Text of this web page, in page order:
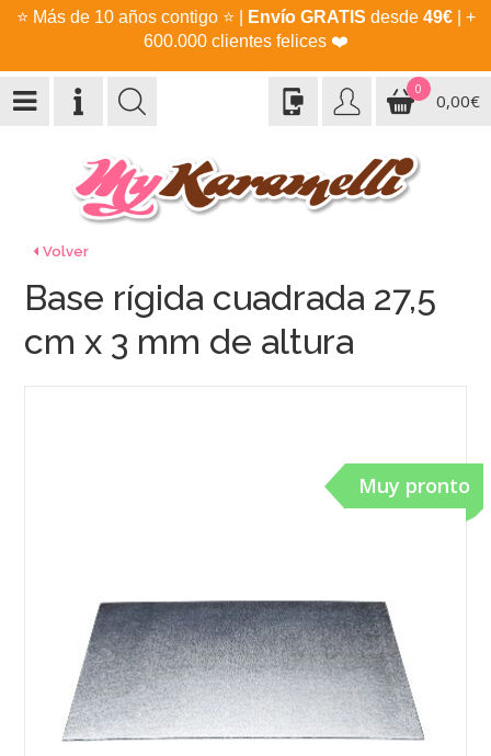
⭐ Más de 10 años contigo ⭐ Envío GRATIS desde 49€| +
600.000 clientes felices ❤️
0
0,00€
Volver
Muy pronto
Base rígida cuadrada 27,5
cm x 3 mm de altura